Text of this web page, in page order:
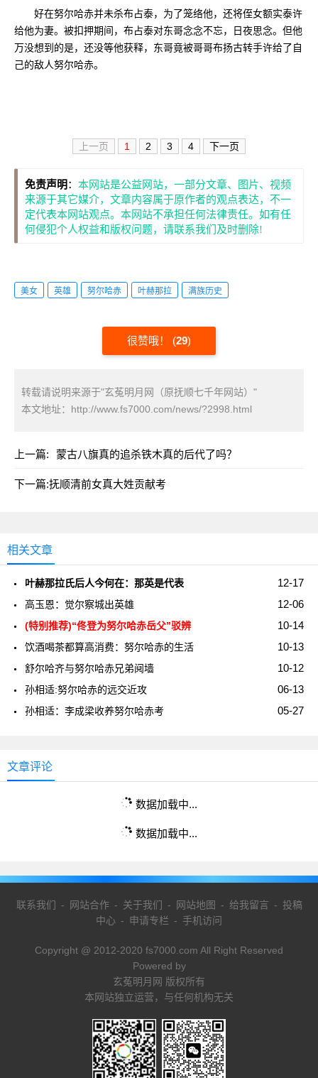
好在努尔哈赤并未杀布占泰，为了笼络他，还将侄女额实泰许
给他为妻。被扣押期间，布占泰对东哥念念不忘，日夜思念。但他
万没想到的是，还没等他获释，东哥竟被哥哥布扬古转手许给了自
己的敌人努尔哈赤。
上一页 1 2 3 4 下一页
免责声明 ： 本网站是公益网站，一部分文章、图片、视频
来源于其它媒介，文章内容属于原作者的观点表达，不一
定代表本网站观点。本网站不承担任何法律责任。如有任
何侵犯个人权益和版权问题，请联系我们及时删除!
美女 英雄 努尔哈赤 叶赫那拉 满族历史
很赞哦！ (29)
转载请说明来源于"玄菟明月网（原抚顺七千年网站）"
本文地址： http://www.fs7000.com/news/?2998.html
上一篇: 蒙古八旗真的追杀铁木真的后代了吗？
下一篇:抚顺清前女真大姓贡献考
相关文章
12-17
叶赫那拉氏后人今何在：那英是代表
12-06
高玉恩：觉尔察城出英雄
10-14
(特别推荐)“佟登为努尔哈赤岳父”驳辨
10-13
饮酒喝茶都算高消费：努尔哈赤的生活
10-12
舒尔哈齐与努尔哈赤兄弟阋墙
06-13
孙相适:努尔哈赤的远交近攻
05-27
孙相适：李成梁收养努尔哈赤考
文章评论
数据加载中...
数据加载中...
联系我们 - 网站合作- 关于我们 - 网站地图 - 给我留言 - 投稿
中心 - 申请专栏 - 手机访问
Copyright @ 2012-2020 fs7000.com All Right Reserved
Powered by
玄菟明月网 版权所有
本网站独立运营，与任何机构无关